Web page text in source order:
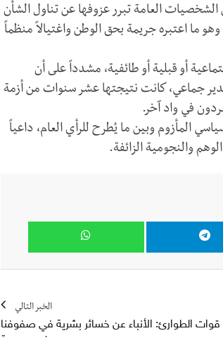
العامة تبرر عزوفها عن تناول الشأن
ما اعتبره جريمة بحق الوطن واغتيالاً منظماً
سياسية بنسبة 100%، وليست اجتماعية أو قبلية أو طائفية، مشدداً على أن
جماعي، كانت نتيجتها عشر سنوات من أزمة
في واد آخر.
المأزوم وبين ما يُطرح للرأي العام، داعياً
والنجومية الزائفة.
الخبر التالي
قوات الطوارئ: الأنباء عن خسائر بشرية في صفوفنا